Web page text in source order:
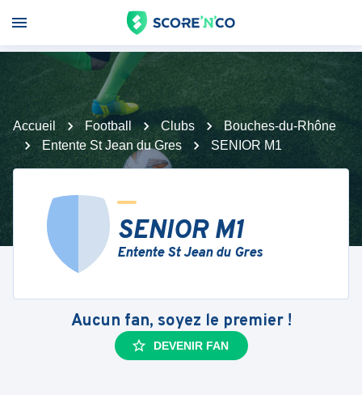
Accueil Football Clubs
Bouches-du-Rhône
Entente St Jean du Gres
SENIOR M1
SENIOR M1
Entente St Jean du Gres
Aucun fan, soyez le premier !
DEVENIR FAN